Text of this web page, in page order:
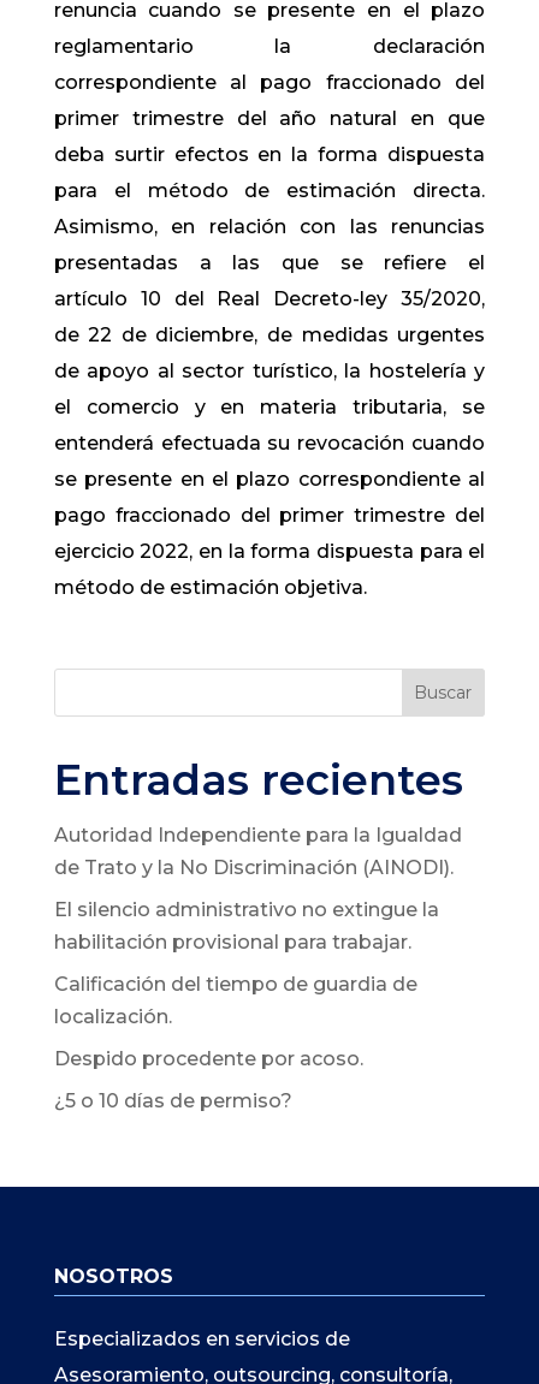
renuncia cuando se presente en el plazo
reglamentario la declaración
correspondiente al pago fraccionado del
primer trimestre del año natural en que
deba surtir efectos en la forma dispuesta
para el método de estimación directa.
Asimismo, en relación con las renuncias
presentadas a las que se refiere el
artículo 10 del Real Decreto-ley 35/2020,
de 22 de diciembre, de medidas urgentes
de apoyo al sector turístico, la hostelería y
el comercio y en materia tributaria, se
entenderá efectuada su revocación cuando
se presente en el plazo correspondiente al
pago fraccionado del primer trimestre del
ejercicio 2022, en la forma dispuesta para el
método de estimación objetiva.
Buscar
Entradas recientes
Autoridad Independiente para la Igualdad
de Trato y la No Discriminación (AINODI).
El silencio administrativo no extingue la
habilitación provisional para trabajar.
Calificación del tiempo de guardia de
localización.
Despido procedente por acoso.
¿5 o 10 días de permiso?
NOSOTROS
Especializados en servicios de
Asesoramiento, outsourcing, consultoría,